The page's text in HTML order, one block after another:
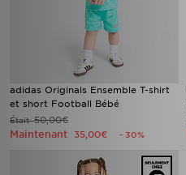
adidas Originals Ensemble T-shirt
et short Football Bébé
Était50,00€
Maintenant 35,00€ - 30%